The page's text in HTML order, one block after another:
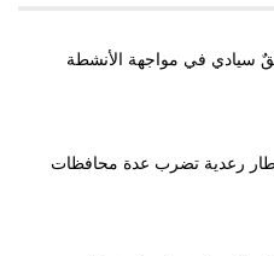
حقٌ سيادي في مواجهة الأنشطة
رعدية تضرب عدة محافظات